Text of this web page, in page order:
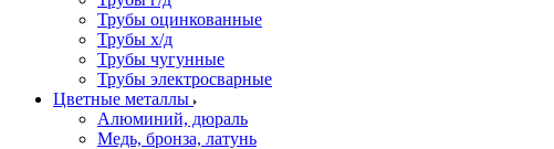
Трубы оцинкованные
Трубы х/д
Трубы чугунные
Трубы электросварные
Цветные металлы
Алюминий, дюраль
Медь, бронза, латунь